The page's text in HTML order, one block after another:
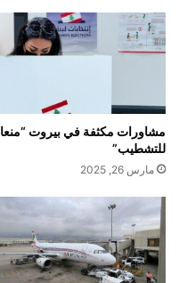
مشاورات مكثفة في بيروت “منعا
للتشطيب”
مارس 26, 2025